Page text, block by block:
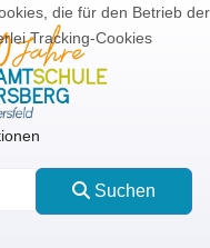
Suchen
die für den Betrieb der
Tracking-Cookies